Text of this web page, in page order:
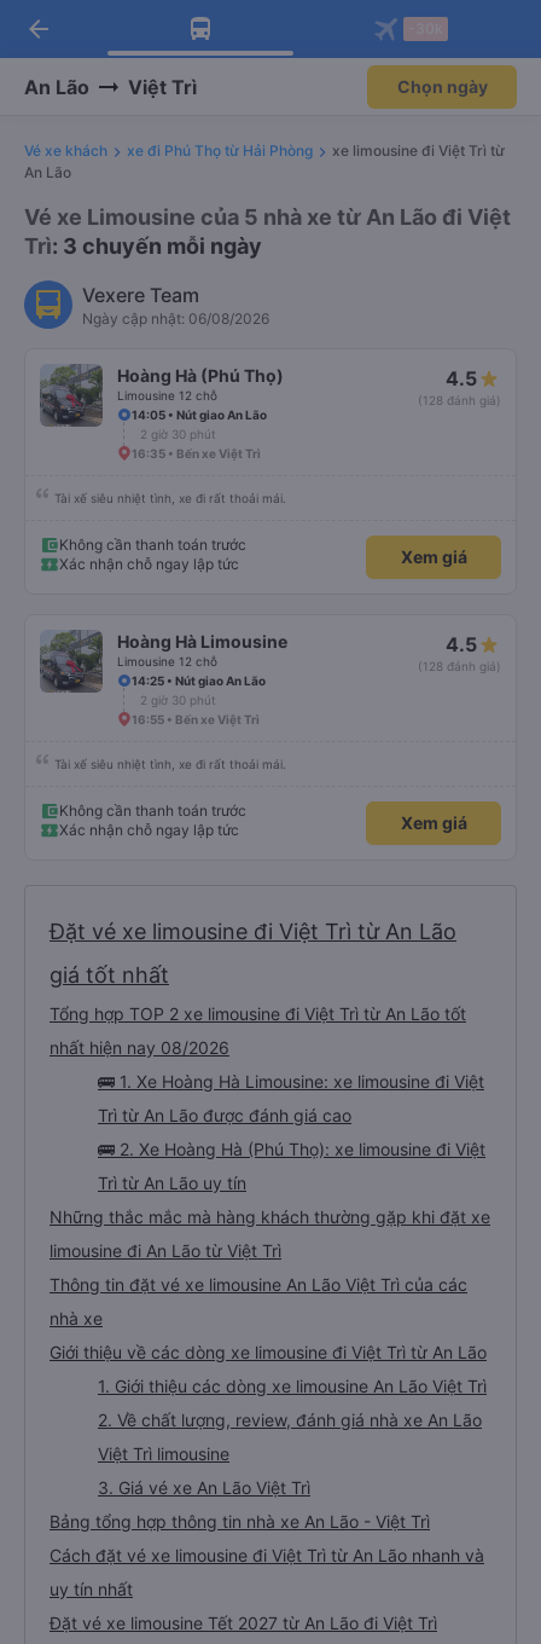
Tải app Vexere ngay!
Nhận ưu đãi thành viên độc
Mở app
Tải app Vexere
-30k/ghế khi đặt vé máy bay qua
Mở app
arrow_back
An Lão Việt Trì Chọn ngày
Vé xe khách xe đi Phú Thọ từ Hải Phòng
xe limousine đi Việt Trì từ
An Lão
Vé xe Limousine của 5 nhà xe từ An Lão đi Việt
Trì: 3 chuyến mỗi ngày
Vexere Team
Ngày cập nhật: 06/08/2026
Hoàng Hà (Phú Thọ)
Limousine 12 chỗ
4.5
(128 đánh giá)
14:05 • Nút giao An Lão
2 giờ 30 phút
16:35 • Bến xe Việt Trì
Tài xế siêu nhiệt tình, xe đi rất thoải mái.
Không cần thanh toán trước
Xác nhận chỗ ngay lập tức
Xem giá
Hoàng Hà Limousine
Limousine 12 chỗ
4.5
(128 đánh giá)
14:25 • Nút giao An Lão
2 giờ 30 phút
16:55 • Bến xe Việt Trì
Tài xế siêu nhiệt tình, xe đi rất thoải mái.
Không cần thanh toán trước
Xác nhận chỗ ngay lập tức
Xem giá
Đặt vé xe limousine đi Việt Trì từ An Lão
giá tốt nhất
Tổng hợp TOP 2 xe limousine đi Việt Trì từ An Lão tốt
nhất hiện nay 08/2026
🚌 1. Xe Hoàng Hà Limousine: xe limousine đi Việt
Trì từ An Lão được đánh giá cao
🚌 2. Xe Hoàng Hà (Phú Thọ): xe limousine đi Việt
Trì từ An Lão uy tín
Những thắc mắc mà hàng khách thường gặp khi đặt xe
limousine đi An Lão từ Việt Trì
Thông tin đặt vé xe limousine An Lão Việt Trì của các
nhà xe
Giới thiệu về các dòng xe limousine đi Việt Trì từ An Lão
1. Giới thiệu các dòng xe limousine An Lão Việt Trì
2. Về chất lượng, review, đánh giá nhà xe An Lão
Việt Trì limousine
3. Giá vé xe An Lão Việt Trì
Bảng tổng hợp thông tin nhà xe An Lão - Việt Trì
Cách đặt vé xe limousine đi Việt Trì từ An Lão nhanh và
uy tín nhất
Đặt vé xe limousine Tết 2027 từ An Lão đi Việt Trì